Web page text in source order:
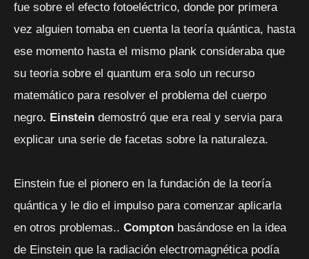
fue sobre el efecto fotoeléctrico, donde por primera
vez alguien tomaba en cuenta la teoría quántica, hasta
ese momento hasta el mismo plank consideraba que
su teoria sobre el quantum era solo un recurso
matemático para resolver el problema del cuerpo
negro. Einstein demostró que era real y servia para
explicar una serie de facetas sobre la naturaleza.
Einstein fue el pionero en la fundación de la teoría
quántica y le dio el impulso para comenzar aplicarla
en otros problemas.. Compton basándose en la idea
de Einstein que la radiación electromagnética podía